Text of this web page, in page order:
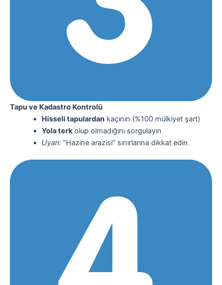
Tapu ve Kadastro Kontrolü
Hisseli tapulardankaçının (%100 mülkiyet şart)
Yola terkolup olmadığını sorgulayın
Uyarı:“Hazine arazisi” sınırlarına dikkat edin